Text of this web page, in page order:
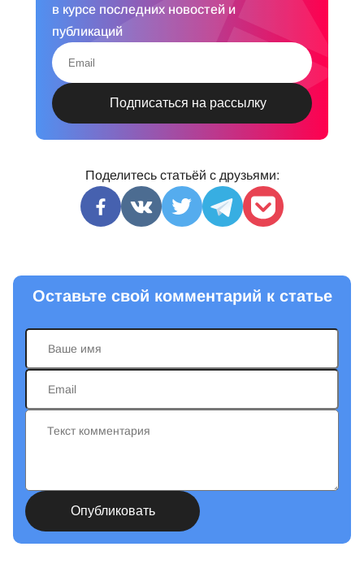
в курсе последних новостей и
публикаций
Поделитесь статьёй с друзьями:
Оставьте свой комментарий к статье